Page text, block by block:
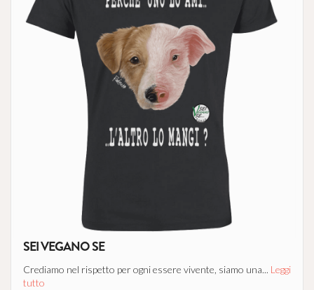
SEI VEGANO SE
Crediamo nel rispetto per ogni essere vivente, siamo una... Leggi
tutto